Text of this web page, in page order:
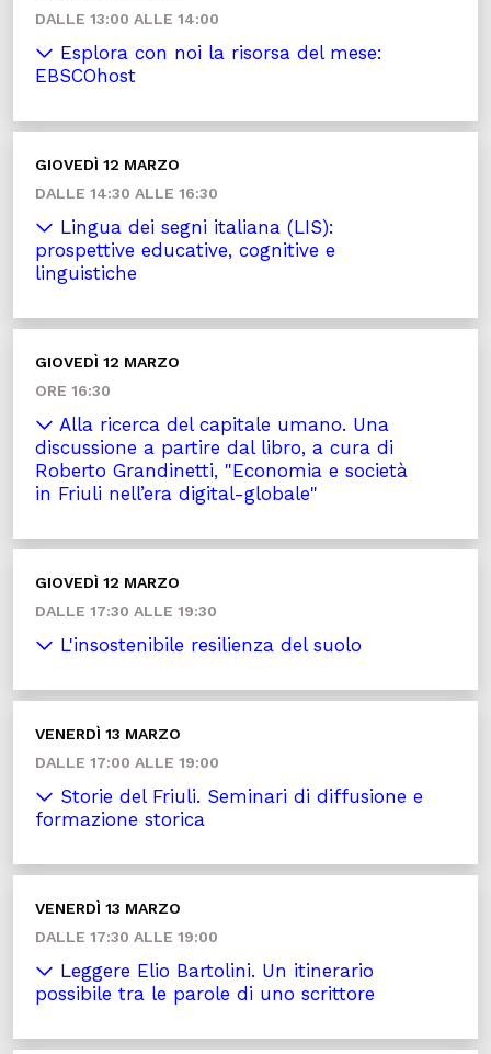
DALLE 13:00 ALLE 14:00
Esplora con noi la risorsa del mese:
EBSCOhost
GIOVEDÌ 12 MARZO
DALLE 14:30 ALLE 16:30
Lingua dei segni italiana (LIS):
prospettive educative, cognitive e
linguistiche
GIOVEDÌ 12 MARZO
ORE 16:30
Alla ricerca del capitale umano. Una
discussione a partire dal libro, a cura di
Roberto Grandinetti, "Economia e società
in Friuli nell’era digital-globale"
GIOVEDÌ 12 MARZO
DALLE 17:30 ALLE 19:30
L'insostenibile resilienza del suolo
VENERDÌ 13 MARZO
DALLE 17:00 ALLE 19:00
Storie del Friuli. Seminari di diffusione e
formazione storica
VENERDÌ 13 MARZO
DALLE 17:30 ALLE 19:00
Leggere Elio Bartolini. Un itinerario
possibile tra le parole di uno scrittore